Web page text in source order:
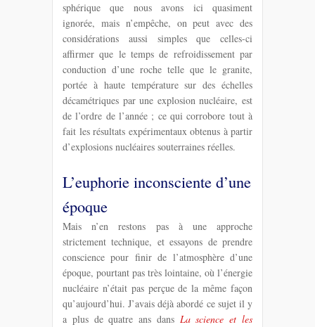
sphérique que nous avons ici quasiment
ignorée, mais n’empêche, on peut avec des
considérations aussi simples que celles-ci
affirmer que le temps de refroidissement par
conduction d’une roche telle que le granite,
portée à haute température sur des échelles
décamétriques par une explosion nucléaire, est
de l’ordre de l’année ; ce qui corrobore tout à
fait les résultats expérimentaux obtenus à partir
d’explosions nucléaires souterraines réelles.
L’euphorie inconsciente d’une
époque
Mais n’en restons pas à une approche
strictement technique, et essayons de prendre
conscience pour finir de l’atmosphère d’une
époque, pourtant pas très lointaine, où l’énergie
nucléaire n’était pas perçue de la même façon
qu’aujourd’hui. J’avais déjà abordé ce sujet il y
a plus de quatre ans dans La science et les